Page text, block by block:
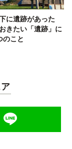
に遺跡があった
きたい「遺跡」に
のこと